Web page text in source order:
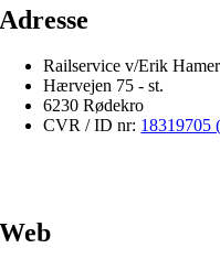
Adresse
Railservice v/Erik Hamer
Hærvejen 75 - st.
6230 Rødekro
CVR / ID nr: 18319705
Web